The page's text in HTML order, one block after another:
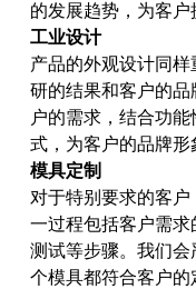
的发展趋势，为客户
工业设计
产品的外观设计同样
研的结果和客户的品
户的需求，结合功
式，为客户的品牌形
模具定制
对于特别要求的客
一过程包括客户需
测试等步骤。我们
个模具都符合客户的